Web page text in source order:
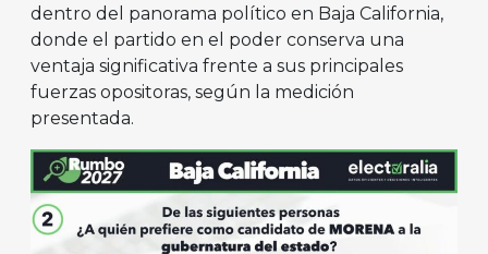
dentro del panorama político en Baja California,
donde el partido en el poder conserva una
ventaja significativa frente a sus principales
fuerzas opositoras, según la medición
presentada.